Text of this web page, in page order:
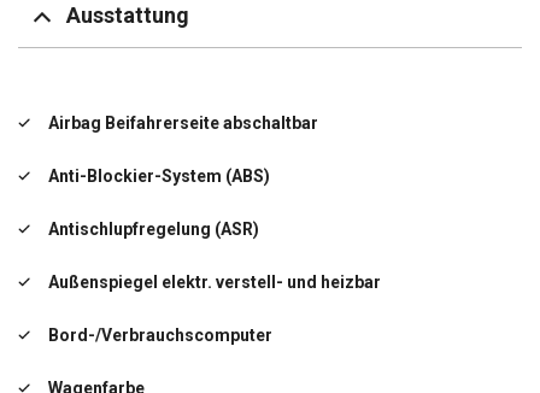
Ausstattung
Airbag Beifahrerseite abschaltbar
Anti-Blockier-System (ABS)
Antischlupfregelung (ASR)
Außenspiegel elektr. verstell- und heizbar
Bord-/Verbrauchscomputer
Wagenfarbe